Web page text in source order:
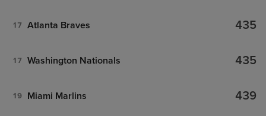
17 Atlanta Braves 435
17 Washington Nationals 435
19 Miami Marlins 439